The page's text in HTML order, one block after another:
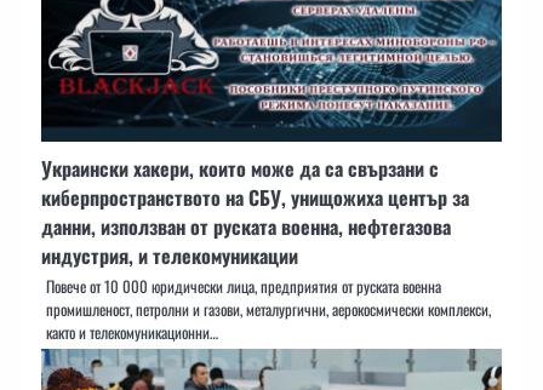
Украински хакери, които може да са свързани с
киберпространството на СБУ, унищожиха център за
данни, използван от руската военна, нефтегазова
индустрия, и телекомуникации
Повече от 10 000 юридически лица, предприятия от руската военна
промишленост, петролни и газови, металургични, аерокосмически комплекси,
както и телекомуникационни…